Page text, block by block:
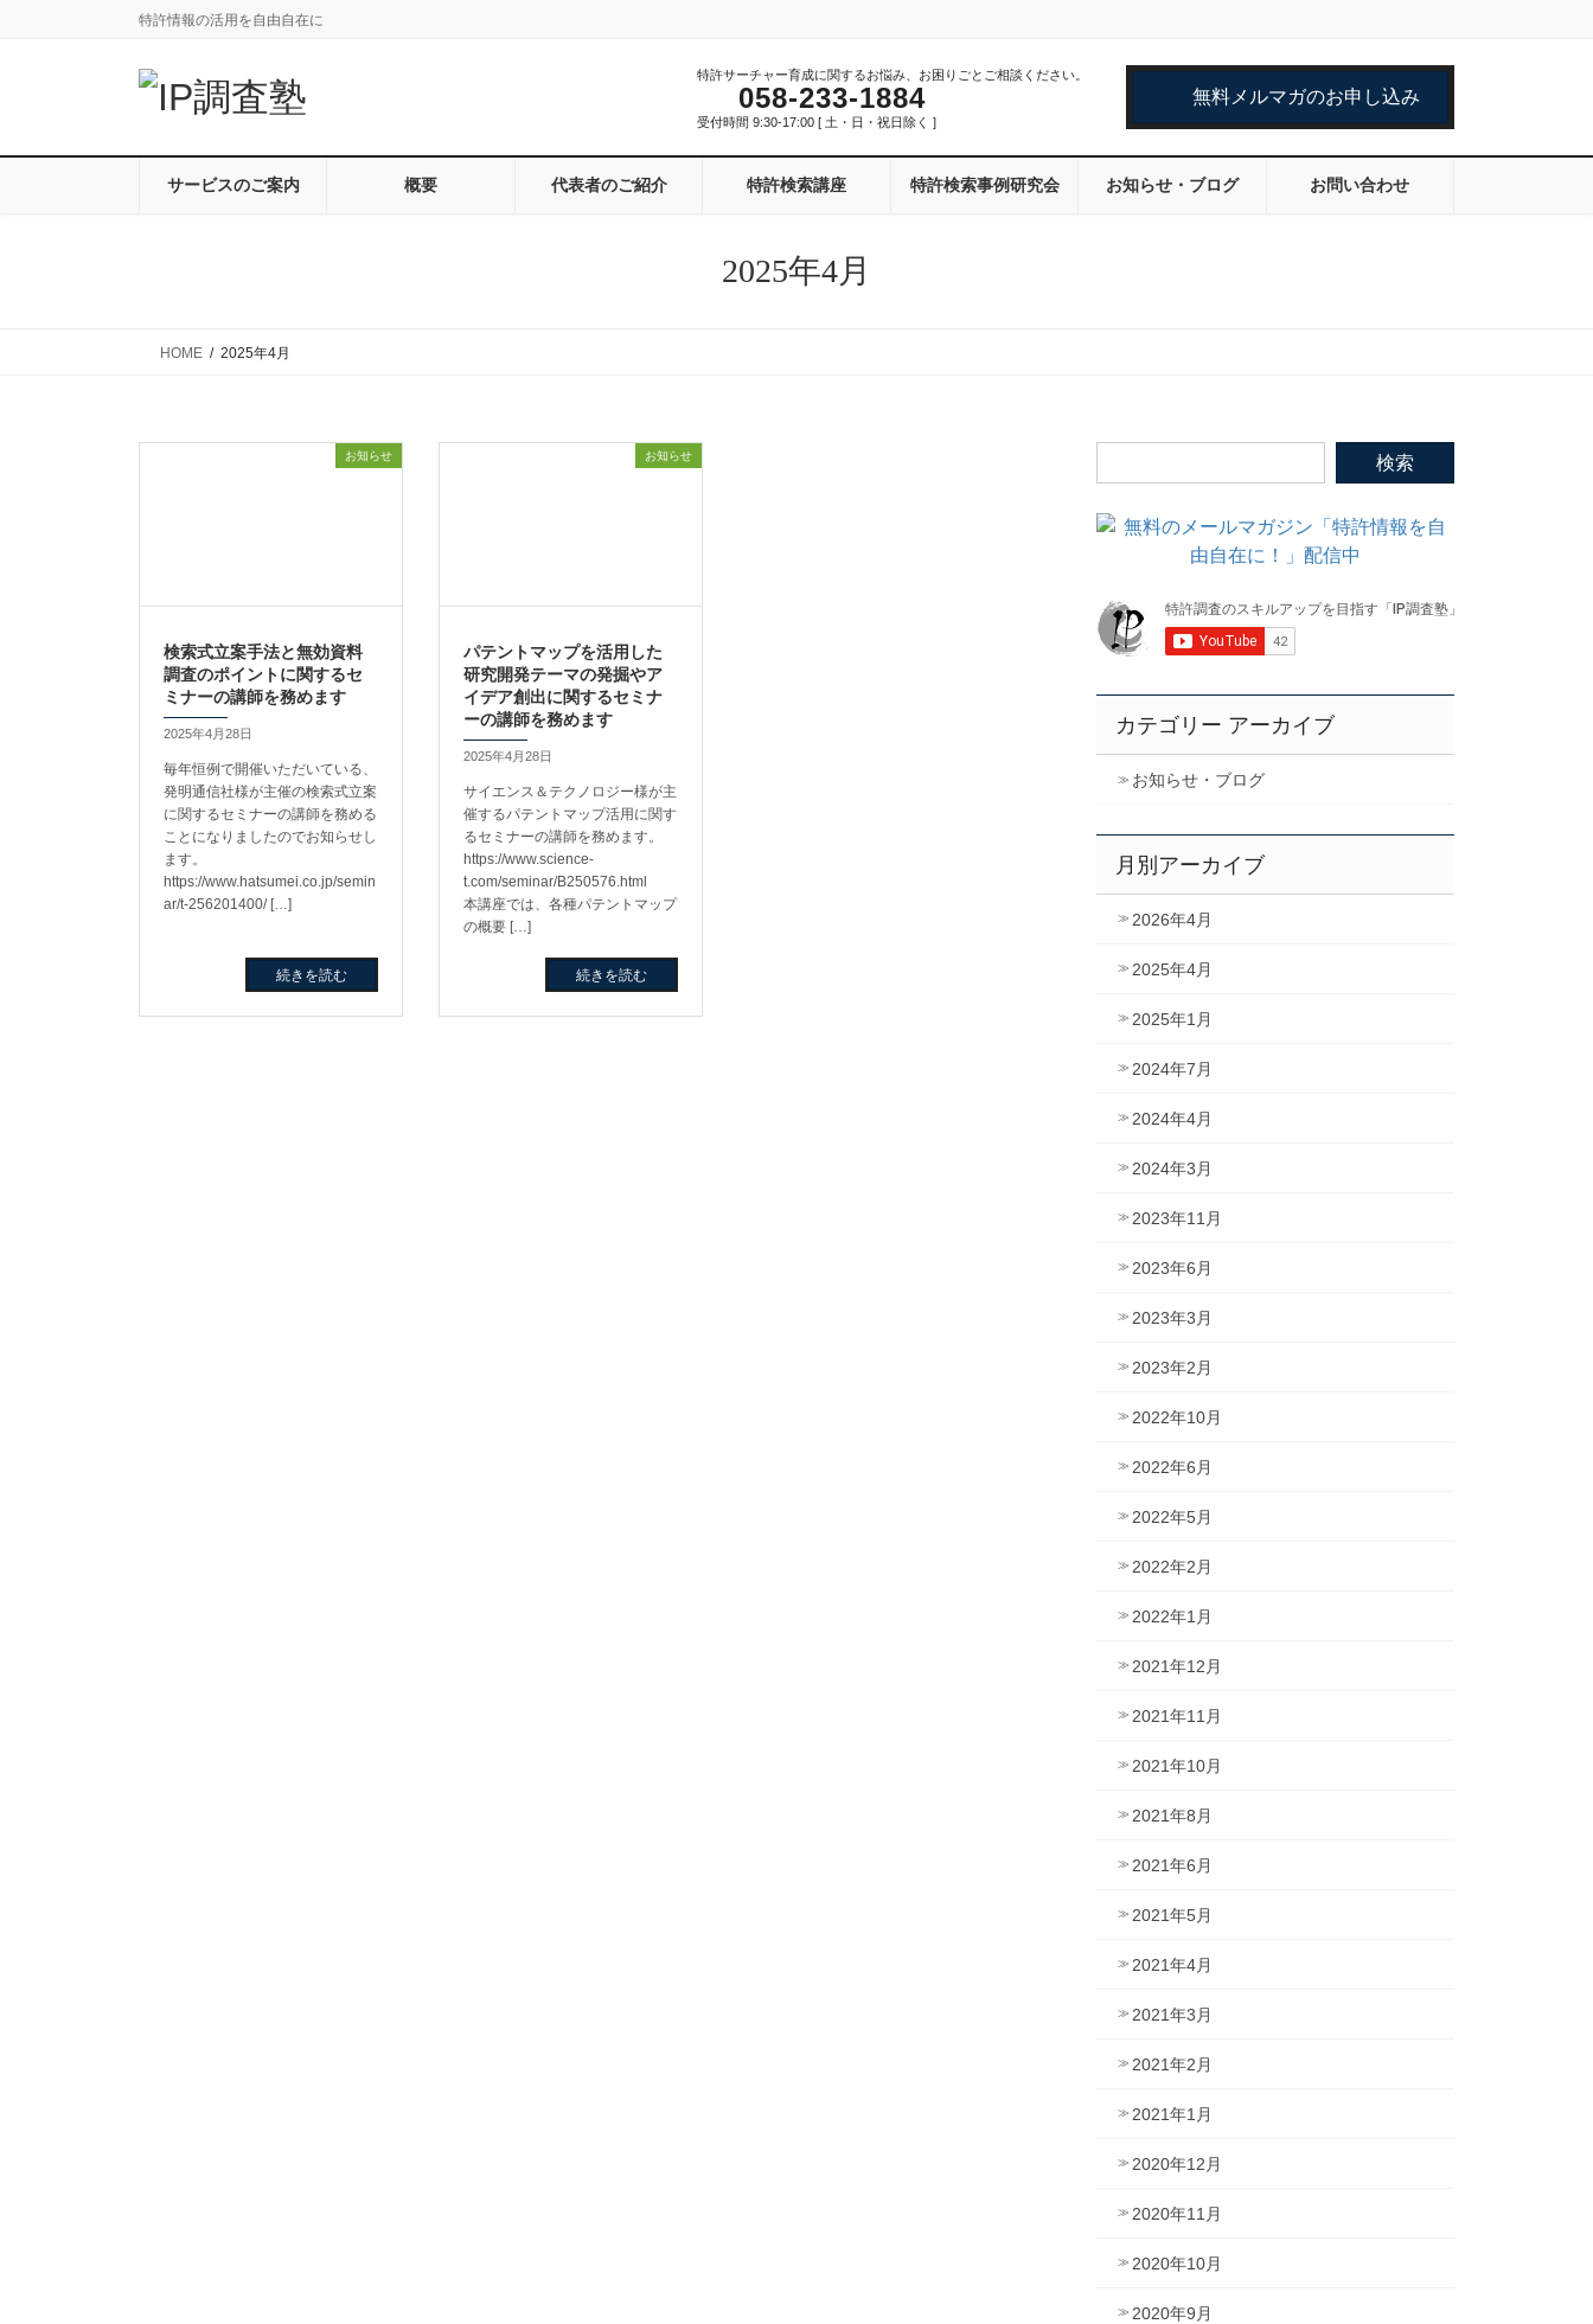
に
ョ
特許情報の活用を自由自在に
特許サーチャー育成に関するお悩み、お困りごとご相談ください。
058-233-1884
受付時間 9:30-17:00 [ 土・日・祝日除く ]
無料メルマガのお申し込み
サービスのご案内 概要 代表者のご紹介 特許検索講座 特許検索事例研究会 お知らせ・ブログ お問い合わせ
2025年4月
HOME 2025年4月
お知らせ
検索式立案手法と無効資料
調査のポイントに関するセ
ミナーの講師を務めます
2025年4月28日
毎年恒例で開催いただいている、
発明通信社様が主催の検索式立案
に関するセミナーの講師を務める
ことになりましたのでお知らせし
ます。
https://www.hatsumei.co.jp/semin
ar/t-256201400/ […]
続きを読む
お知らせ
パテントマップを活用した
研究開発テーマの発掘やア
イデア創出に関するセミナ
ーの講師を務めます
2025年4月28日
サイエンス＆テクノロジー様が主
催するパテントマップ活用に関す
るセミナーの講師を務めます。
https://www.science-
t.com/seminar/B250576.html
本講座では、各種パテントマップ
の概要 […]
続きを読む
カテゴリー アーカイブ
お知らせ・ブログ
月別アーカイブ
2026年4月
2025年4月
2025年1月
2024年7月
2024年4月
2024年3月
2023年11月
2023年6月
2023年3月
2023年2月
2022年10月
2022年6月
2022年5月
2022年2月
2022年1月
2021年12月
2021年11月
2021年10月
2021年8月
2021年6月
2021年5月
2021年4月
2021年3月
2021年2月
2021年1月
2020年12月
2020年11月
2020年10月
2020年9月